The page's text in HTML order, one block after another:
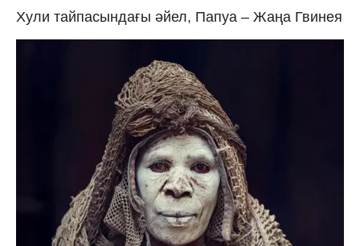
Хули тайпасындағы әйел, Папуа – Жаңа Гвинея